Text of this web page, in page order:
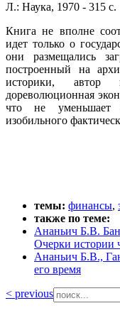
Л.: Наука, 1970 - 315 с.
Книга не вполне
идет только о
они размещались
построенный на
историки, автор
дореволюционная
что не уменьшает
изобильного
темы: финансы,
также по теме:
Ананьич Б.В.
Очерки истории
Ананьич Б.В.,
его время
< previous